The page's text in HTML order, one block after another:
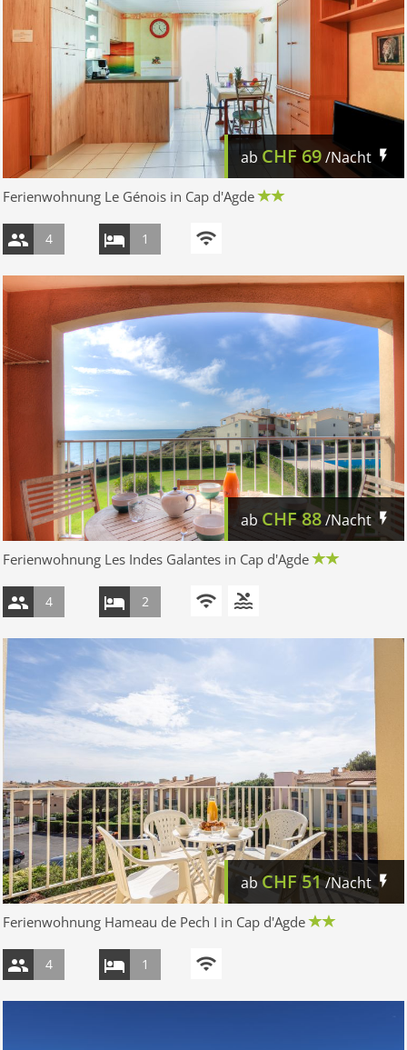
ab CHF 69/Nacht
Ferienwohnung Le Génois in Cap d'Agde
4 1
abCHF88/Nacht
Ferienwohnung Les Indes Galantes in Cap d'Agde
4 2
abCHF 51/Nacht
Ferienwohnung Hameau de Pech I in Cap d'Agde
4 1